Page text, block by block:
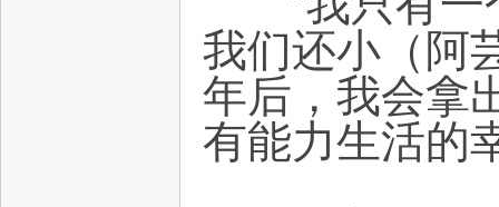
我们还小（阿
年后，我会拿
有能力生活的